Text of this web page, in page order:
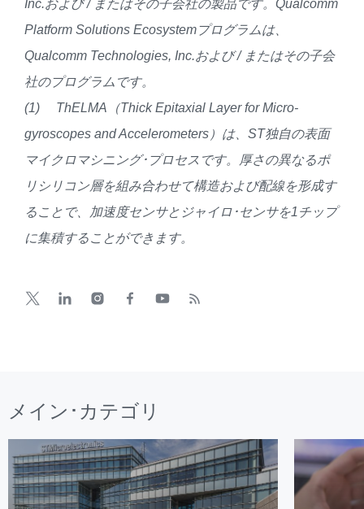
Inc.および/ またはその子会社の製品です。 Qualcomm
Platform Solutions Ecosystemプログラムは、
Qualcomm Technologies, Inc.および/ またはその子会
社のプログラムです。
(1)
ThELMA（Thick Epitaxial Layer for Micro-
gyroscopes and Accelerometers）は、ST独自の表面
マイクロマシニング･プロセスです。厚さの異なるポ
リシリコン層を組み合わせて構造および配線を形成す
ることで、加速度センサとジャイロ･センサを1チップ
に集積することができます。
メイン･カテゴリ